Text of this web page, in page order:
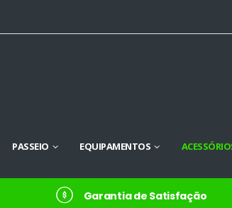
PASSEIO EQUIPAMENTOS
Garantia de Satisfação